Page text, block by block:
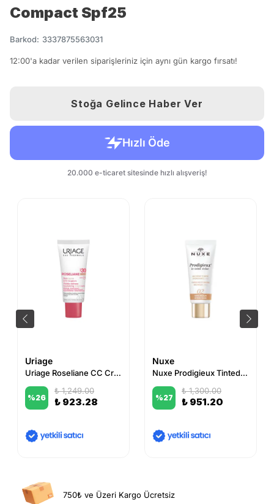
Compact Spf25
Barkod: 3337875563031
12:00'a kadar verilen siparişleriniz için aynı gün kargo fırsatı!
Stoğa Gelince Haber Ver
Uriage
Uriage Roseliane CC Cream Spf30 40ml
%26
₺ 1,249.00
₺ 923.28
Nuxe
Nuxe Prodigieux Tinted Moisturizing BB Cream - 02 30 ml
%27
₺ 1,300.00
₺ 951.20
750₺ ve Üzeri Kargo Ücretsiz